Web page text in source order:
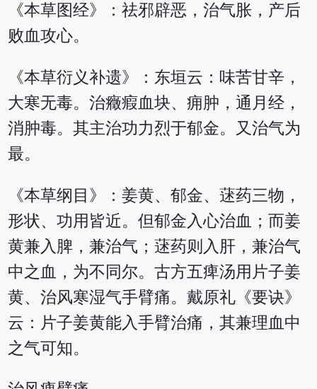
《本草图经》：祛邪辟恶，治气胀，产后
败血攻心。
《本草衍义补遗》：东垣云：味苦甘辛，
大寒无毒。治癥瘕血块、痈肿，通月经，
消肿毒。其主治功力烈于郁金。又治气为
最。
《本草纲目》：姜黄、郁金、蒁药三物，
形状、功用皆近。但郁金入心治血；而姜
黄兼入脾，兼治气；蒁药则入肝，兼治气
中之血，为不同尔。古方五痺汤用片子姜
黄、治风寒湿气手臂痛。戴原礼《要诀》
云：片子姜黄能入手臂治痛，其兼理血中
之气可知。